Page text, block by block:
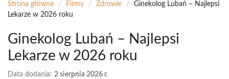
Strona główna / Firmy / Zdrowie /
Ginekolog Lubań – Najlepsi
Lekarze w 2026 roku
Ginekolog Lubań – Najlepsi
Lekarze w 2026 roku
Data dodania: 2 sierpnia 2026 r.